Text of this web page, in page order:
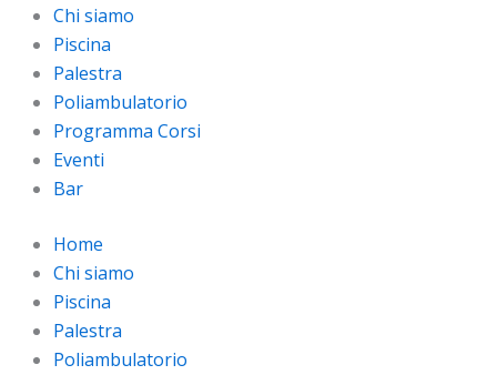
Chi siamo
Piscina
Palestra
Poliambulatorio
Programma Corsi
Eventi
Bar
Home
Chi siamo
Piscina
Palestra
Poliambulatorio